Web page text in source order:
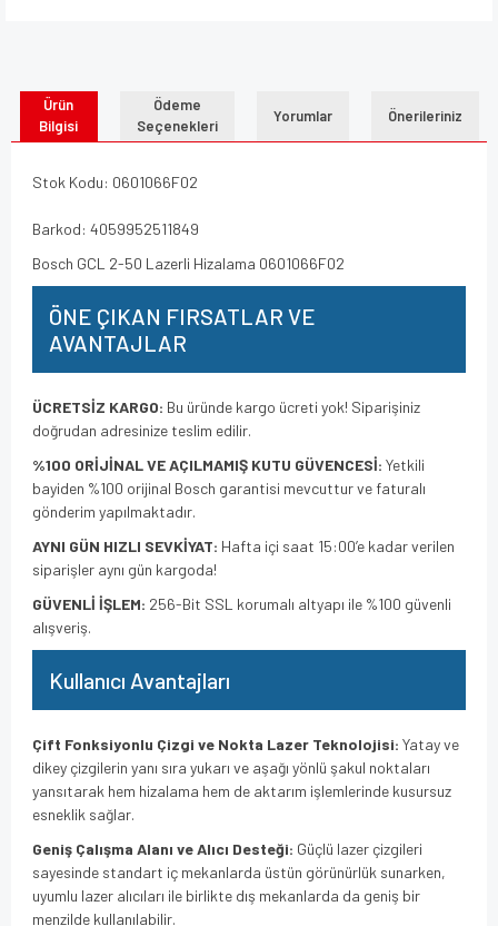
Ürün
Bilgisi
Ödeme
Seçenekleri
Yorumlar Önerileriniz
Stok Kodu: 0601066F02
Barkod: 4059952511849
Bosch GCL 2-50 Lazerli Hizalama 0601066F02
ÖNE ÇIKAN FIRSATLAR VE
AVANTAJLAR
ÜCRETSİZ KARGO: Bu üründe kargo ücreti yok! Siparişiniz
doğrudan adresinize teslim edilir.
%100 ORİJİNAL VE AÇILMAMIŞ KUTU GÜVENCESİ: Yetkili
bayiden %100 orijinal Bosch garantisi mevcuttur ve faturalı
gönderim yapılmaktadır.
AYNI GÜN HIZLI SEVKİYAT: Hafta içi saat 15:00’e kadar verilen
siparişler aynı gün kargoda!
GÜVENLİ İŞLEM: 256-Bit SSL korumalı altyapı ile %100 güvenli
alışveriş.
Kullanıcı Avantajları
Çift Fonksiyonlu Çizgi ve Nokta Lazer Teknolojisi: Yatay ve
dikey çizgilerin yanı sıra yukarı ve aşağı yönlü şakul noktaları
yansıtarak hem hizalama hem de aktarım işlemlerinde kusursuz
esneklik sağlar.
Geniş Çalışma Alanı ve Alıcı Desteği: Güçlü lazer çizgileri
sayesinde standart iç mekanlarda üstün görünürlük sunarken,
uyumlu lazer alıcıları ile birlikte dış mekanlarda da geniş bir
menzilde kullanılabilir.